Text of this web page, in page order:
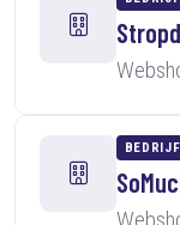
BEDRIJF